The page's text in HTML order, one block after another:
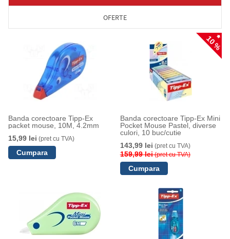
OFERTE
Banda corectoare Tipp-Ex
packet mouse, 10M, 4.2mm
15,99 lei (pret cu TVA)
10 %
Banda corectoare Tipp-Ex Mini
Pocket Mouse Pastel, diverse
culori, 10 buc/cutie
143,99 lei (pret cu TVA)
159,99 lei(pret cu TVA)